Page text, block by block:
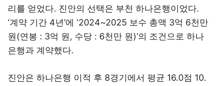
리를 얻었다. 진안의 선택은 부천 하나은행이었다.
‘계약 기간 4년’에 ‘2024~2025 보수 총액 3억 6천만
원(연봉 : 3억 원, 수당 : 6천만 원)’의 조건으로 하나
은행과 계약했다.
진안은 하나은행 이적 후 8경기에서 평균 16.0점 10.